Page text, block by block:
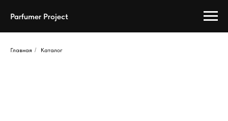
Parfumer Project
Главная / Каталог